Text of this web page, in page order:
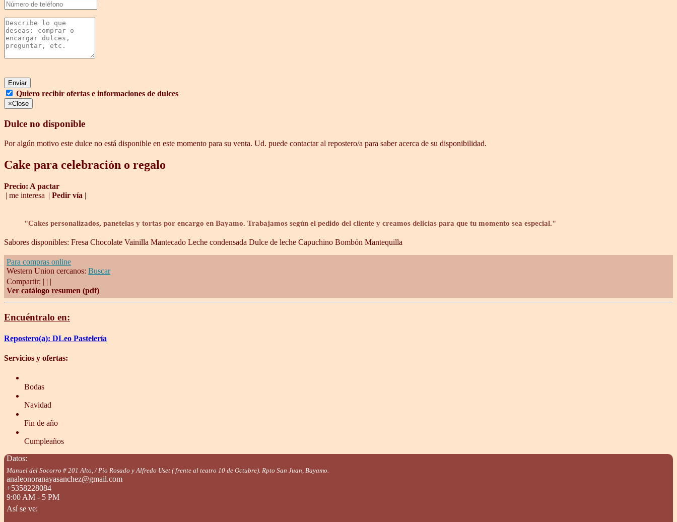
Enviar
Quiero recibir ofertas e informaciones de dulces
×Close
Dulce no disponible
Por algún motivo este dulce no está disponible en este momento para su venta. Ud. puede contactar al repostero/a para saber acerca de su disponibilidad.
Cake para celebración o regalo
Precio: A pactar
| me interesa | Pedir vía |
"Cakes personalizados, panetelas y tortas por encargo en Bayamo. Trabajamos según el pedido del cliente y creamos delicias para que tu momento sea especial."
Sabores disponibles: Fresa Chocolate Vainilla Mantecado Leche condensada Dulce de leche Capuchino Bombón Mantequilla
Para compras online
Western Union cercanos: Buscar
Compartir: | | |
Ver catálogo resumen (pdf)
Encuéntralo en:
Repostero(a): DLeo Pastelería
Servicios y ofertas:
Bodas
Navidad
Fin de año
Cumpleaños
Datos:
Manuel del Socorro # 201 Alto, / Pio Rosado y Alfredo Uset ( frente al teatro 10 de Octubre). Rpto San Juan, Bayamo.
analeonoranayasanchez@gmail.com
+5358228084
9:00 AM - 5 PM
Así se ve: